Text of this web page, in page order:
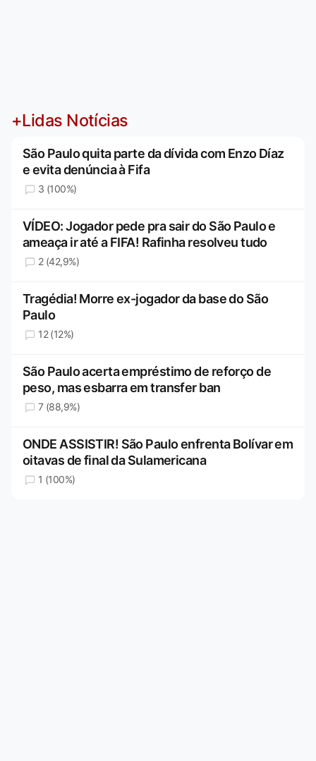
+Lidas Notícias
São Paulo quita parte da dívida com Enzo Díaz
e evita denúncia à Fifa
3 (100%)
VÍDEO: Jogador pede pra sair do São Paulo e
ameaça ir até a FIFA! Rafinha resolveu tudo
2 (42,9%)
Tragédia! Morre ex-jogador da base do São
Paulo
12 (12%)
São Paulo acerta empréstimo de reforço de
peso, mas esbarra em transfer ban
7 (88,9%)
ONDE ASSISTIR! São Paulo enfrenta Bolívar em
oitavas de final da Sulamericana
1 (100%)